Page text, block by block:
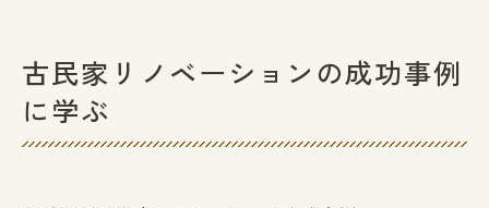
古民家リノベーションの成功事例
に学ぶ